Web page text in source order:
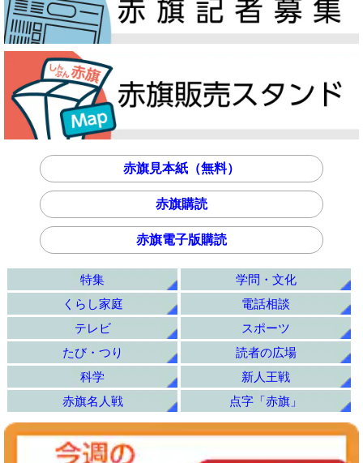
赤旗見本紙（無料）
赤旗購読
赤旗電子版購読
特集
学問・文化
くらし家庭
電話相談
テレビ
スポーツ
たび・つり
読者の広場
科学
新人王戦
赤旗名人戦
点字「赤旗」